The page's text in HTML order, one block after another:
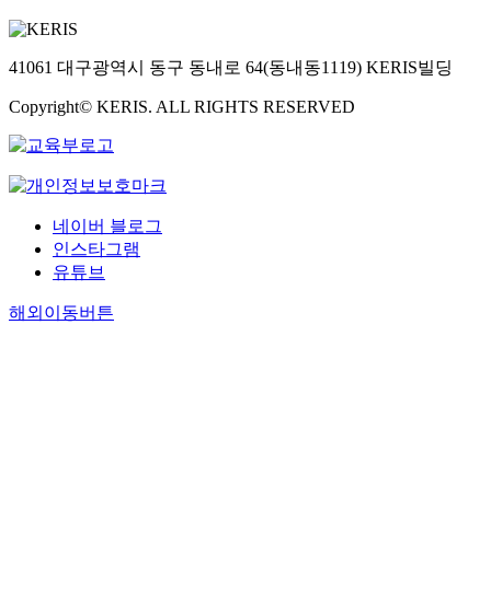
41061 대구광역시 동구 동내로 64(동내동1119) KERIS빌딩
Copyright© KERIS. ALL RIGHTS RESERVED
네이버 블로그
인스타그램
유튜브
해외이동버튼